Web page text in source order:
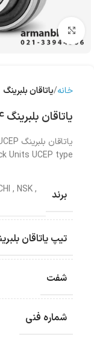
بزرگنمایی تصویر
خانه یاتاقان بلبرینگ
یاتاقان بلبرینگ UCEP204
یاتاقان بلبرینگ UCEP
Units UCEP type
برند , NSK,
تیپ یاتاقان
شفت
شماره فنی